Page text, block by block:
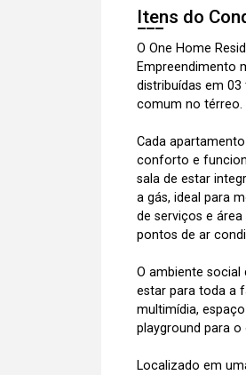
Itens do
O One Home
Empreendimento
distribuídas em
comum no térreo.
Cada
conforto e
sala de estar
a gás, ideal para
de serviços e
pontos de ar
O ambiente social
estar para toda a
multimídia,
playground para
Localizado em